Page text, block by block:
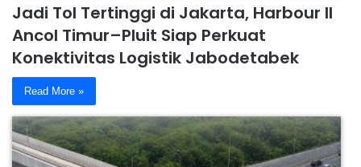
Jadi Tol Tertinggi di Jakarta, Harbour II
Ancol Timur–Pluit Siap Perkuat
Konektivitas Logistik Jabodetabek
Read More »